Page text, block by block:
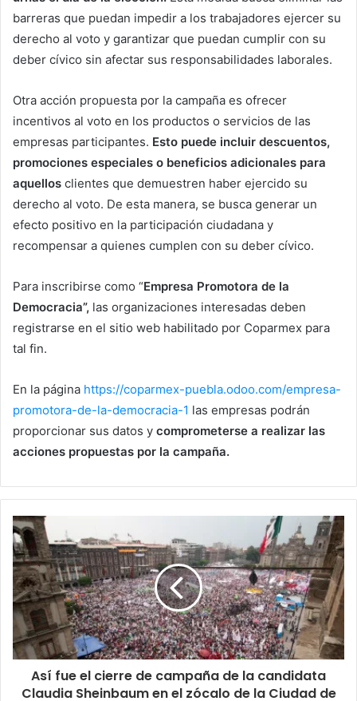
barreras que puedan impedir a los trabajadores ejercer su
derecho al voto y garantizar que puedan cumplir con su
deber cívico sin afectar sus responsabilidades laborales.
Otra acción propuesta por la campaña es ofrecer
incentivos al voto en los productos o servicios de las
empresas participantes. Esto puede incluir descuentos,
promociones especiales o beneficios adicionales para
aquellos clientes que demuestren haber ejercido su
derecho al voto. De esta manera, se busca generar un
efecto positivo en la participación ciudadana y
recompensar a quienes cumplen con su deber cívico.
Para inscribirse como “Empresa Promotora de la
Democracia”, las organizaciones interesadas deben
registrarse en el sitio web habilitado por Coparmex para
tal fin.
En la página https://coparmex-puebla.odoo.com/empresa-
promotora-de-la-democracia-1 las empresas podrán
proporcionar sus datos y comprometerse a realizar las
acciones propuestas por la campaña.
Así fue el cierre de campaña de la candidata
Claudia Sheinbaum en el zócalo de la Ciudad de